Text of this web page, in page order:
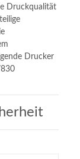
Druckqualität
Drucker